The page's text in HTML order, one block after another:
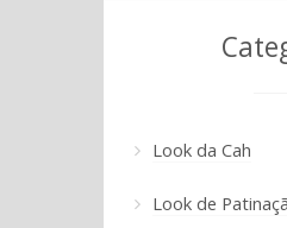
Look da Cah
Look de